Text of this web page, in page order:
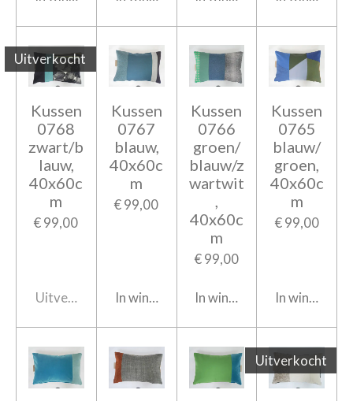
Uitverkocht
Kussen
0768
zwart/b
lauw,
40x60c
m
€ 99,00
Uitverkocht
Kussen
0767
blauw,
40x60c
m
€ 99,00
In winkelwagen
Kussen
0766
groen/
blauw/z
wartwit
,
40x60c
m
€ 99,00
In winkelwagen
Kussen
0765
blauw/
groen,
40x60c
m
€ 99,00
In
Uitverkocht